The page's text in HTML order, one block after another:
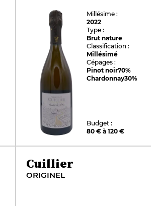
Millésime :
2022
Type :
Brut nature
Classification :
Millésimé
Cépages :
Pinot noir70%
Chardonnay30%
Budget :
80 € à 120 €
Cuillier
ORIGINEL